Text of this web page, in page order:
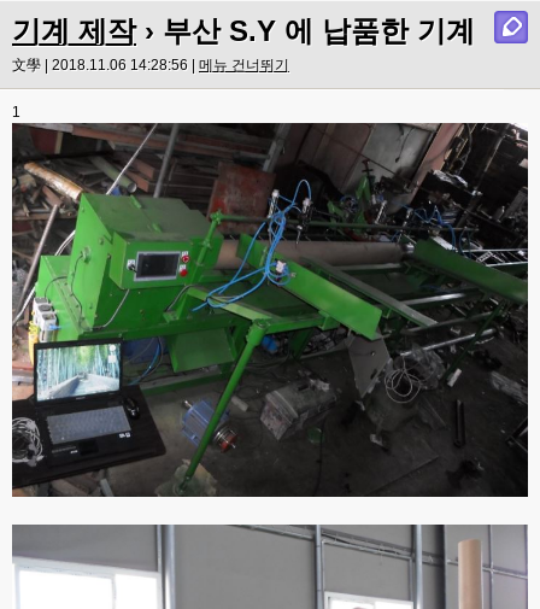
기계 제작› 부산 S.Y 에 납품한 기계
文學 | 2018.11.06 14:28:56 | 메뉴 건너뛰기
1